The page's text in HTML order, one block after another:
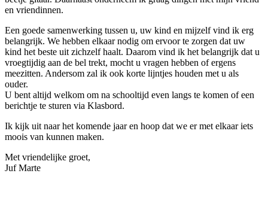
en vriendinnen.
Een goede samenwerking tussen u, uw kind en mijzelf vind ik erg
belangrijk. We hebben elkaar nodig om ervoor te zorgen dat uw
kind het beste uit zichzelf haalt. Daarom vind ik het belangrijk dat u
vroegtijdig aan de bel trekt, mocht u vragen hebben of ergens
meezitten. Andersom zal ik ook korte lijntjes houden met u als
ouder.
U bent altijd welkom om na schooltijd even langs te komen of een
berichtje te sturen via Klasbord.
Ik kijk uit naar het komende jaar en hoop dat we er met elkaar iets
moois van kunnen maken.
Met vriendelijke groet,
Juf Marte